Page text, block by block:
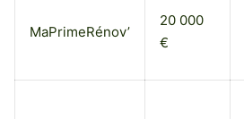
MaPrimeRénov’
20 000
€